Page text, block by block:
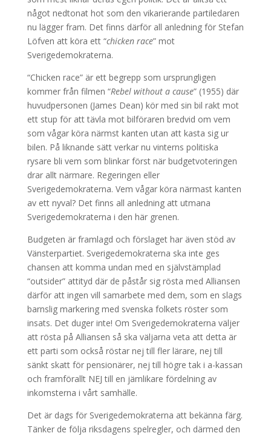
något nedtonat hot som den vikarierande partiledaren
nu lägger fram. Det finns därför all anledning för Stefan
Löfven att köra ett “chicken race” mot
Sverigedemokraterna.
“Chicken race” är ett begrepp som ursprungligen
kommer från filmen “Rebel without a cause” (1955) där
huvudpersonen (James Dean) kör med sin bil rakt mot
ett stup för att tävla mot bilföraren bredvid om vem
som vågar köra närmst kanten utan att kasta sig ur
bilen. På liknande sätt verkar nu vinterns politiska
rysare bli vem som blinkar först när budgetvoteringen
drar allt närmare. Regeringen eller
Sverigedemokraterna. Vem vågar köra närmast kanten
av ett nyval? Det finns all anledning att utmana
Sverigedemokraterna i den här grenen.
Budgeten är framlagd och förslaget har även stöd av
Vänsterpartiet. Sverigedemokraterna ska inte ges
chansen att komma undan med en självstämplad
“outsider” attityd där de påstår sig rösta med Alliansen
därför att ingen vill samarbete med dem, som en slags
barnslig markering med svenska folkets röster som
insats. Det duger inte! Om Sverigedemokraterna väljer
att rösta på Alliansen så ska väljarna veta att detta är
ett parti som också röstar nej till fler lärare, nej till
sänkt skatt för pensionärer, nej till högre tak i a-kassan
och framförallt NEJ till en jämlikare fördelning av
inkomsterna i vårt samhälle.
Det är dags för Sverigedemokraterna att bekänna färg.
Tänker de följa riksdagens spelregler, och därmed den